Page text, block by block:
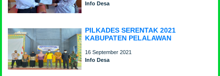
Info Desa
PILKADES SERENTAK 2021
KABUPATEN PELALAWAN
16 September 2021
Info Desa